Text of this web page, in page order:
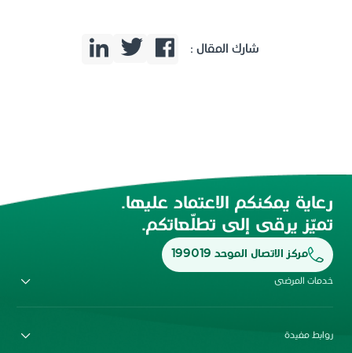
شارك المقال :
رعاية يمكنكم الاعتماد عليها.
تميّز يرقى إلى تطلّعاتكم.
مركز الاتصال الموحد 199019
خدمات المرضى
روابط مفيدة